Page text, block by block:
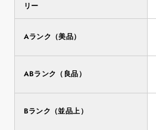
リー
Aランク（美品）
ABランク（良品）
Bランク（並品上）